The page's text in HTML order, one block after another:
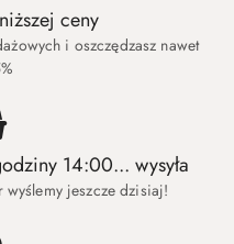
ceny
i oszczędzasz nawet
14:00... wysyła
wyślemy jeszcze dzisiaj!